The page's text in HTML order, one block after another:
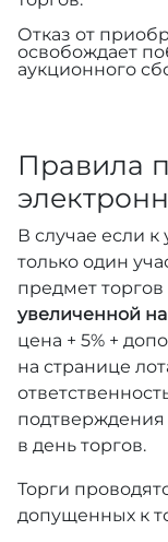
Отказ от
освобождает
аукционного
Правила
В случае если
только один
предмет торгов
увеличенной
цена + 5% +
на странице
подтверждения
в день торгов.
Торги
допущенных к